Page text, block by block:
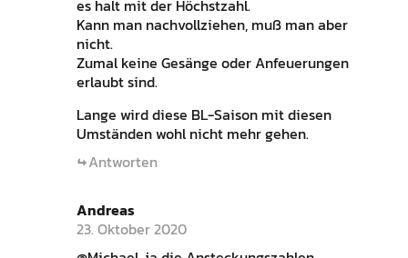
es halt mit der Höchstzahl.
Kann man nachvollziehen, muß man aber
nicht.
Zumal keine Gesänge oder Anfeuerungen
erlaubt sind.
Lange wird diese BL-Saison mit diesen
Umständen wohl nicht mehr gehen.
Antworten
Andreas
23. Oktober 2020